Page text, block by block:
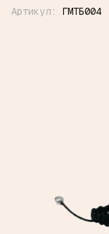
Артикул: ГМТБ004